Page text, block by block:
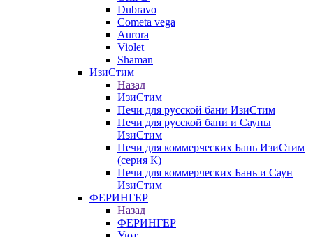
Dubravo
Cometa vega
Aurora
Violet
Shaman
ИзиСтим
Назад
ИзиСтим
Печи для русской бани ИзиСтим
Печи для русской бани и Сауны
ИзиСтим
Печи для коммерческих Бань ИзиСтим
(серия К)
Печи для коммерческих Бань и Саун
ИзиСтим
ФЕРИНГЕР
Назад
ФЕРИНГЕР